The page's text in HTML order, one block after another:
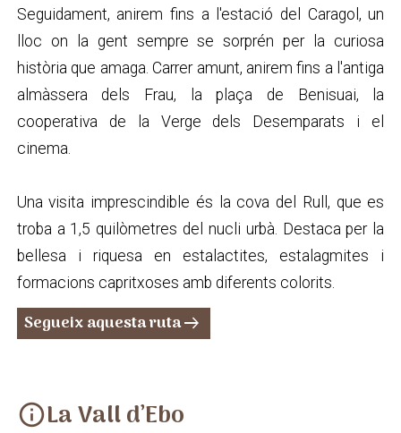
Seguidament, anirem fins a l'estació del Caragol, un
lloc on la gent sempre se sorprén per la curiosa
història que amaga. Carrer amunt, anirem fins a l'antiga
almàssera dels Frau, la plaça de Benisuai, la
cooperativa de la Verge dels Desemparats i el
cinema.
Una visita imprescindible és la cova del Rull, que es
troba a 1,5 quilòmetres del nucli urbà. Destaca per la
bellesa i riquesa en estalactites, estalagmites i
formacions capritxoses amb diferents colorits.
Segueix aquesta rutaarrow_right_alt
infoLa Vall d’Ebo